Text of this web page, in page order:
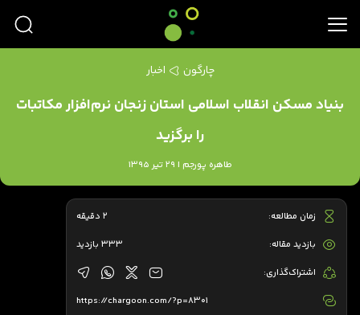
چارگون اخبار
بنیاد مسکن انقلاب اسلامی استان زنجان نرم‌افزار مکاتبات
را برگزید
طاهره پورجم | 29 تیر 1395
زمان مطالعه: 2 دقیقه
بازدید مقاله: 333 بازدید
اشتراک‌گذاری:
https://chargoon.com/?p=8301